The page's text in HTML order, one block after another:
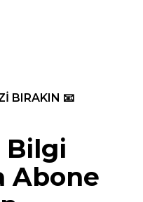
BIRAKIN 📧
Bilgi
Abone